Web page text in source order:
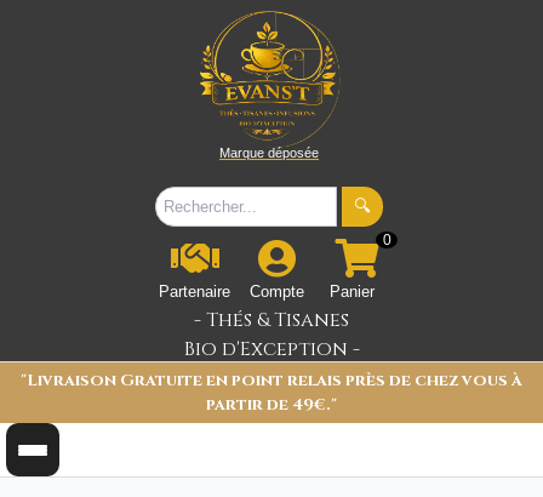
Marque déposée
🔍
Partenaire Compte
0
Panier
- Thés & Tisanes
Bio d'Exception -
"Livraison Gratuite en point relais près de chez vous à
partir de 49€."